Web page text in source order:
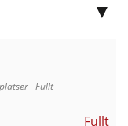
Fullt
Fullt